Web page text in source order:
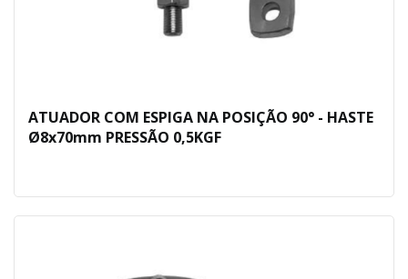
ATUADOR COM ESPIGA NA POSIÇÃO 90° - HASTE
Ø8x70mm PRESSÃO 0,5KGF